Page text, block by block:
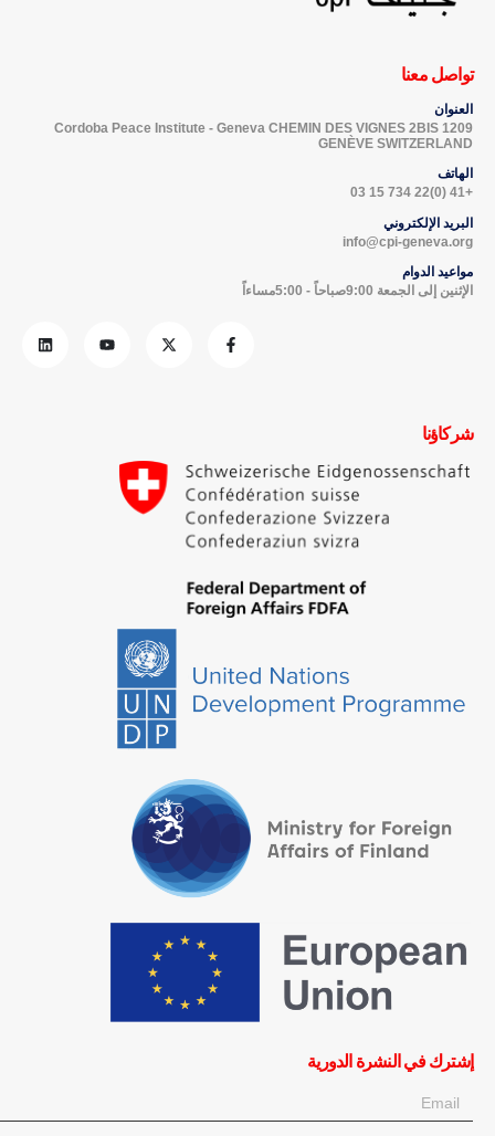
تواصل معنا
العنوان
Cordoba Peace Institute - Geneva CHEMIN DES VIGNES 2BIS 1209
GENÈVE SWITZERLAND
الهاتف
+41 (0)22 734 15 03
البريد الإلكتروني
info@cpi-geneva.org
مواعيد الدوام
الإثنين إلى الجمعة 9:00صباحاً - 5:00مساءاً
شركاؤنا
إشترك في النشرة الدورية